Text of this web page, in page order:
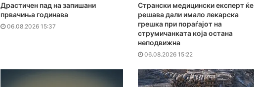
Драстичен пад на запишани
првачиња годинава
06.08.2026 15:37
Странски медицински експерт ќе
решава дали имало лекарска
грешка при пораѓајот на
струмичанката која остана
неподвижна
06.08.2026 15:22